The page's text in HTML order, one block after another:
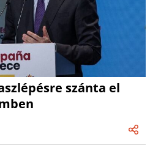
szánta el